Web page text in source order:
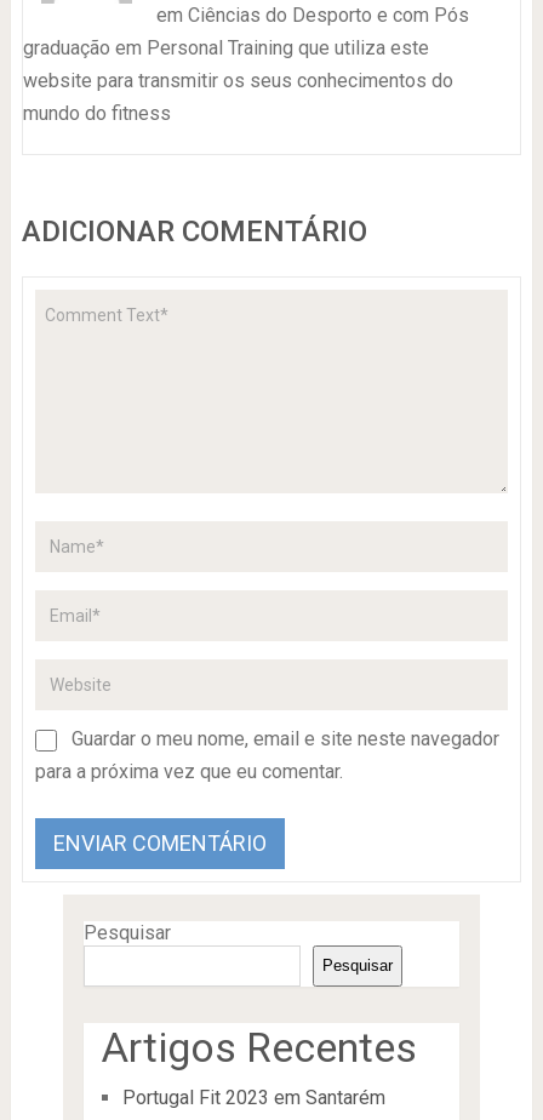
em Ciências do Desporto e com Pós
graduação em Personal Training que utiliza este
website para transmitir os seus conhecimentos do
mundo do fitness
ADICIONAR COMENTÁRIO
Guardar o meu nome, email e site neste navegador
para a próxima vez que eu comentar.
Pesquisar
Pesquisar
Artigos Recentes
Portugal Fit 2023 em Santarém